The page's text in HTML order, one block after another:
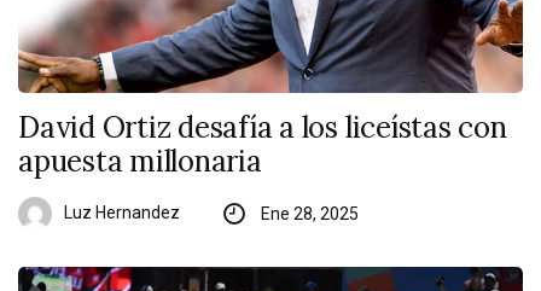
David Ortiz desafía a los liceístas con
apuesta millonaria
Luz Hernandez Ene 28, 2025